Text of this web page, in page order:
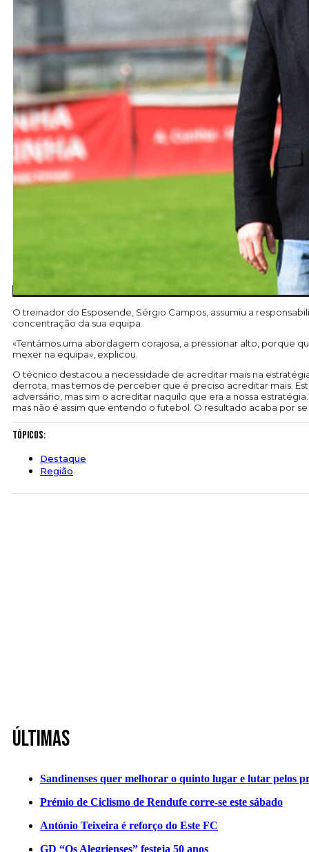
O treinador do Esposende, Sérgio Campos, assumiu a
concentração da sua equipa.
«Tentámos uma abordagem corajosa, a pressionar alto, porque
mexer na equipa», explicou.
O técnico destacou a necessidade de acreditar mais na
derrota, mas temos de perceber que é preciso acreditar mais.
adversário, mas sim o acreditar naquilo que era a nossa
mas não é assim que entendo o futebol. O resultado acaba por
Tópicos:
Destaque
Região
Últimas
Sandinenses quer melhorar o quinto lugar e lutar pelos
Prémio de Ciclismo de Rendufe corre-se este sábado
António Teixeira é reforço do Este FC
GD “Os Alegrienses” festeja 50 anos